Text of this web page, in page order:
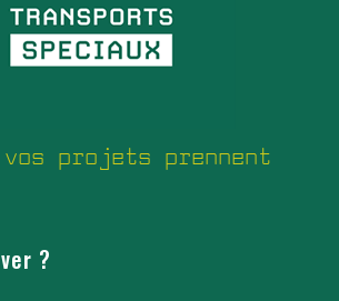
vos projets prennent
?